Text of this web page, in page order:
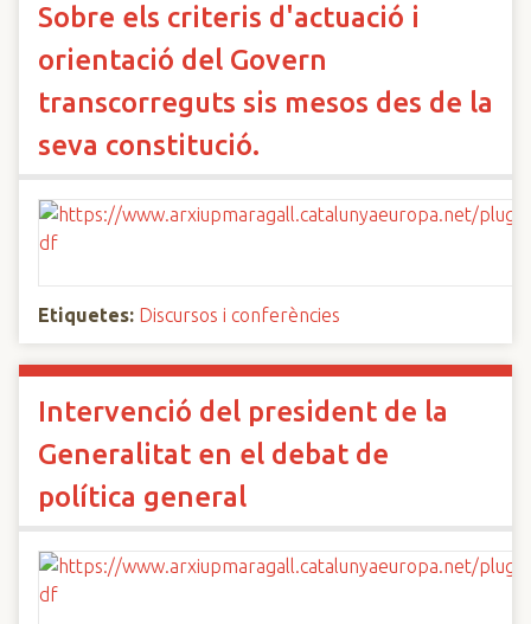
Sobre els criteris d'actuació i
orientació del Govern
transcorreguts sis mesos des de la
seva constitució.
Etiquetes: Discursos i conferències
Intervenció del president de la
Generalitat en el debat de
política general